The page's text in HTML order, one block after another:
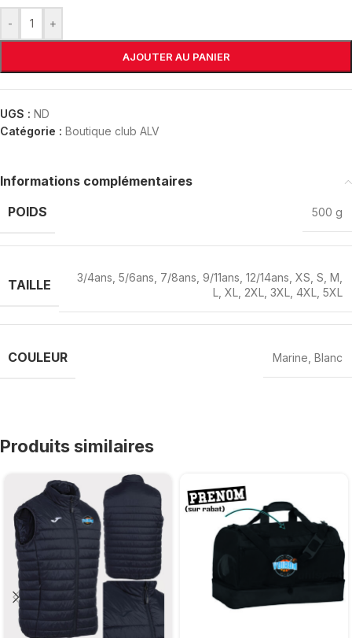
- +
AJOUTER AU PANIER
UGS : ND
Catégorie : Boutique club ALV
Informations complémentaires
POIDS
500 g
TAILLE 3/4ans 5/6ans 7/8ans 9/11ans 12/14ans XS S M
L XL 2XL 3XL 4XL 5XL
COULEUR Marine Blanc
Produits similaires